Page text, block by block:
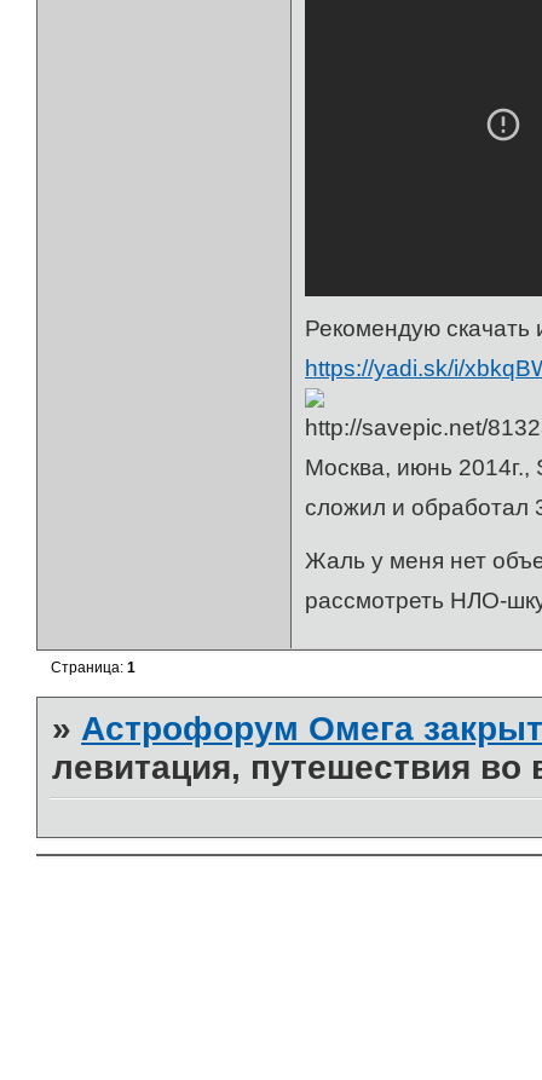
Рекомендую скачать
https://yadi.sk/i/
Москва, июнь
сложил и обработал
Жаль у меня нет
рассмотреть НЛО-
Страница:1
» Астрофорум Омега
левитация, путешествия